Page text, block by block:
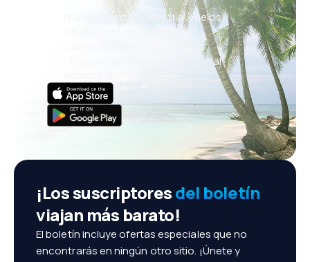
Nuevas ofertas cada día: vuelos,
vacaciones, escapadas
Cómoda gestión de reservas
¡Todo lo que importa, siempre al
¡Los suscriptoresdel boletín
viajan más barato!
El boletín incluye ofertas especiales que no
encontrarás en ningún otro sitio. ¡Únete y